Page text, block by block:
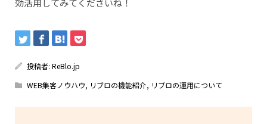
効活用してみてくださいね！
投稿者: ReBlo.jp
WEB集客ノウハウ, リブロの機能紹介, リブロの運用について